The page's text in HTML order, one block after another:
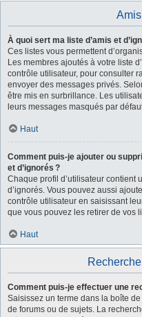
À quoi sert ma liste d’amis et
Ces listes vous permettent
Les membres ajoutés à votre liste
contrôle utilisateur, pour consulter
envoyer des messages privés.
être mis en surbrillance. Les
leurs messages masqués par
Haut
Comment puis-je ajouter ou
et d’ignorés ?
Chaque profil d’utilisateur contient
d’ignorés. Vous pouvez aussi
contrôle utilisateur en saisissant
que vous pouvez les retirer de vos
Haut
Comment puis-je effectuer une
Saisissez un terme dans la boîte
de forums ou de sujets. La